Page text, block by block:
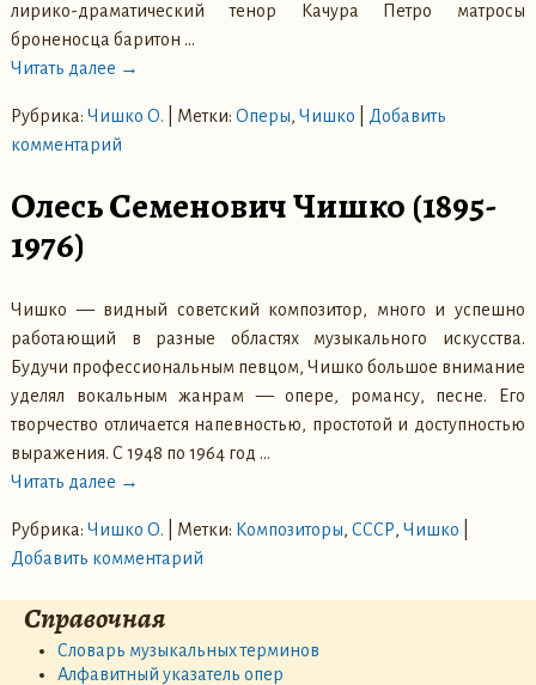
лирико-драматический тенор Качура Петро матросы
броненосца баритон …
Читать далее →
Рубрика: Чишко О. Метки: Оперы, Чишко
Добавить
комментарий
Олесь Семенович Чишко (1895-
1976)
Чишко — видный советский композитор, много и успешно
работающий в разные областях музыкального искусства.
Будучи профессиональным певцом, Чишко большое внимание
уделял вокальным жанрам — опере, романсу, песне. Его
творчество отличается напевностью, простотой и доступностью
выражения. С 1948 по 1964 год …
Читать далее →
Рубрика: Чишко О. Метки: Композиторы, СССР, Чишко
Добавить комментарий
Справочная
Словарь музыкальных терминов
Алфавитный указатель опер